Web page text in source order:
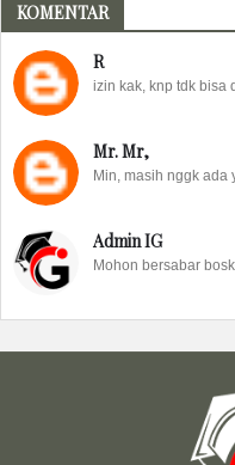
KOMENTAR
R
izin kak, knp tdk bisa
Mr. Mr,
Min, masih nggk
Admin IG
Mohon bersabar